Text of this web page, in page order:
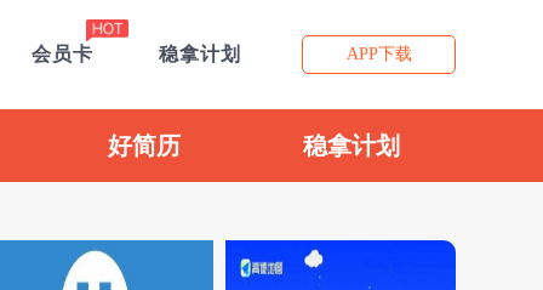
会员卡 稳拿计划 APP下载
好简历 稳拿计划